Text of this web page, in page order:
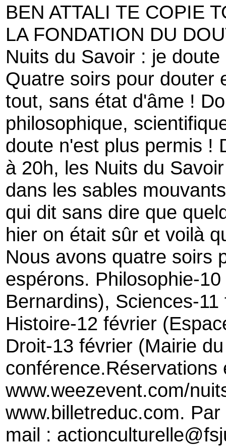
BEN ATTALI TE COPIE
LA FONDATION DU
Nuits du Savoir : je
Quatre soirs pour douter
tout, sans état d'âme !
philosophique,
doute n'est plus permis !
à 20h, les Nuits du
dans les sables
qui dit sans dire que
hier on était sûr et voilà
Nous avons quatre soirs
espérons. Philosophie-
Bernardins), Sciences-
Histoire-12 février
Droit-13 février (Mairie
conférence.Réservations
www.weezevent.com/
www.billetreduc.com.
mail :